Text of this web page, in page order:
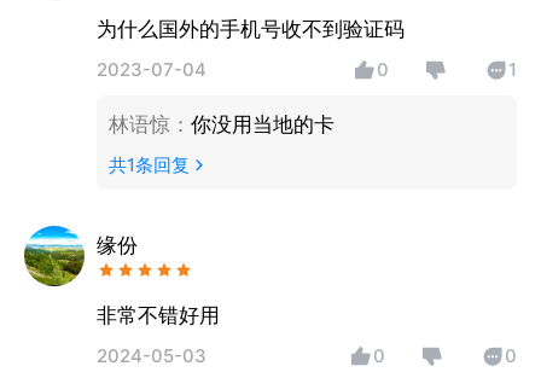
为什么国外的手机号收不到验证码
2023-07-04 0 1
林语惊： 你没用当地的卡
共1条回复
缘份
非常不错好用
2024-05-03 0 0